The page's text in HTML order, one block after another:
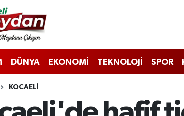
DÜNYA EKONOMİ TEKNOLOJİ SPOR
KOCAELI
ve Fikstür